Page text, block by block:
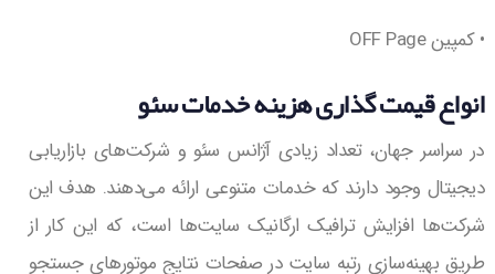
• کمپین OFF Page
انواع قیمت گذاری هزینه خدمات سئو
در سراسر جهان، تعداد زیادی آژانس سئو و شرکت‌های بازاریابی
دیجیتال وجود دارند که خدمات متنوعی ارائه می‌دهند. هدف این
شرکت‌ها افزایش ترافیک ارگانیک سایت‌ها است، که این کار از
طریق بهینه‌سازی رتبه سایت در صفحات نتایج موتورهای جستجو